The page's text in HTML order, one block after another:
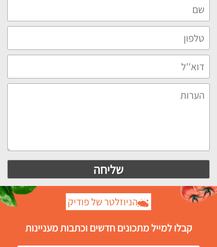
הניוזלטר של פודיק
קבלו למייל מתכונים חדשים וכתבות מעניינות